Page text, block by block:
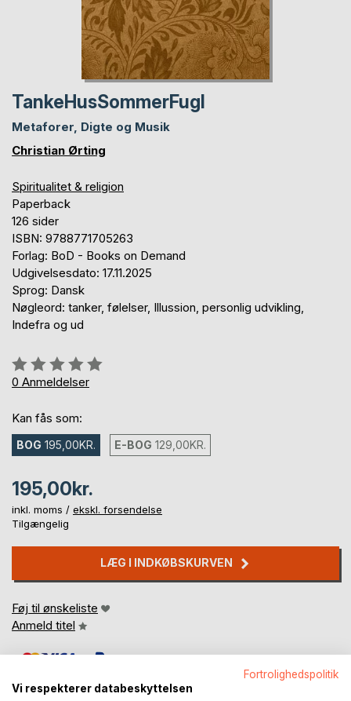
TankeHusSommerFugl
Metaforer, Digte og Musik
Christian Ørting
Spiritualitet & religion
Paperback
126 sider
ISBN: 9788771705263
Forlag: BoD - Books on Demand
Udgivelsesdato: 17.11.2025
Sprog: Dansk
Nøgleord: tanker, følelser, Illussion, personlig udvikling,
Indefra og ud
Anmeldelse::
0%
0 Anmeldelser
Kan fås som:
BOG 195,00KR. E-BOG 129,00KR.
195,00kr.
inkl. moms / ekskl. forsendelse
Tilgængelig
LÆG I INDKØBSKURVEN
Føj til ønskeliste
Anmeld titel
Fortrolighedspolitik
Vi respekterer databeskyttelsen